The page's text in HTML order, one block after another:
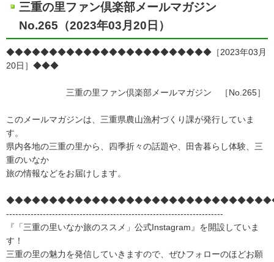
三重の里ファン倶楽部メールマガジン
No.265（2023年03月20日）
◆◆◆◆◆◆◆◆◆◆◆◆◆◆◆◆◆◆◆◆◆◆◆◆［2023年03月
20日］◆◆◆
三重の里ファン倶楽部メールマガジン ［No.265］
このメールマガジンは、三重県農山漁村づくり課が発行していま
す。
県内各地の三重の里から、四季折々の話題や、田舎暮らし体験、三
重のいなか
旅の情報などをお届けします。
-----------------------------------------------------------------------
『「三重の里いなか旅のススメ」公式Instagram』を開設していま
す！
三重の里の魅力を発信していきますので、ぜひフォローのほどお願